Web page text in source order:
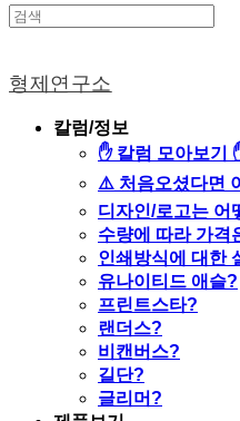
형제연구소
칼럼/정보
✋ 칼럼 모아보기
⚠️ 처음오셨다면
디자인/로고는 어
수량에 따라 가격
인쇄방식에 대한
유나이티드 애슬?
프린트스타?
랜더스?
비캔버스?
길단?
글리머?